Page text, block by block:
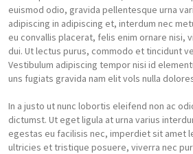
euismod odio, gravida pellentesque urna
adipiscing in adipiscing et, interdum nec
eu convallis placerat, felis enim ornare nisi,
dui. Ut lectus purus, commodo et tincidunt
Vestibulum adipiscing tempor nisi id
uns fugiats gravida nam elit vols nulla
In a justo ut nunc lobortis eleifend non ac
dictumst. Ut eget ligula at urna varius
egestas eu facilisis nec, imperdiet sit amet
ultricies et tristique posuere, viverra nec